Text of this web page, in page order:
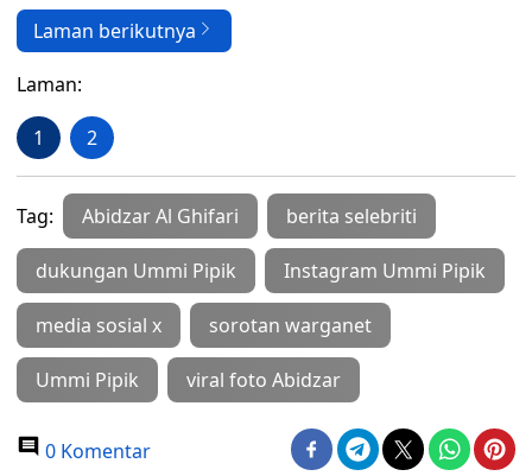
Laman berikutnya
Laman:
1 2
Tag: Abidzar Al Ghifari berita selebriti
dukungan Ummi Pipik Instagram Ummi Pipik
media sosial x sorotan warganet
Ummi Pipik viral foto Abidzar
0 Komentar